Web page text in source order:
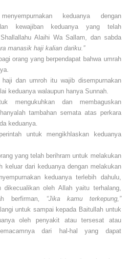
keduanya dengan
kewajiban keduanya yang telah
Alaihi Wa Sallam, dan sabda
manasik haji kalian dariku.”
orang yang berpendapat bahwa umrah
haji dan umroh itu wajib disempurnakan
keduanya walaupun hanya Sunnah.
mengukuhkan dan membaguskan
tambahan semata atas perkara
keduanya.
untuk mengikhlaskan keduanya
yang telah berihram untuk melakukan
keluar dari keduanya dengan melakukan
keduanya terlebih dahulu,
oleh Allah yaitu terhalang,
berfirman, “Jika kamu terkepung,”
untuk sampai kepada Baitullah untuk
oleh penyakit atau tersesat atau
dari hal-hal yang dapat